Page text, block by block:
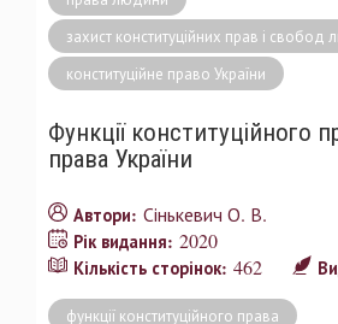
захист конституційних прав і свобод
конституційне право України
Функції конституційного
права України
Автори: Сінькевич О. В.
Рік видання: 2020
Кількість сторінок: 462
функції конституційного права